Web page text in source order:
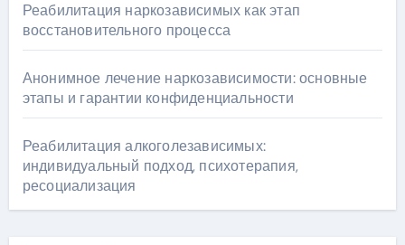
Реабилитация наркозависимых как этап
восстановительного процесса
Анонимное лечение наркозависимости: основные
этапы и гарантии конфиденциальности
Реабилитация алкоголезависимых:
индивидуальный подход, психотерапия,
ресоциализация